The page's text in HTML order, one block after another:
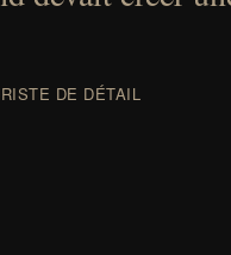
DE DÉTAIL